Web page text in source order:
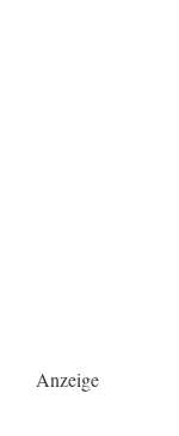
Anzeige